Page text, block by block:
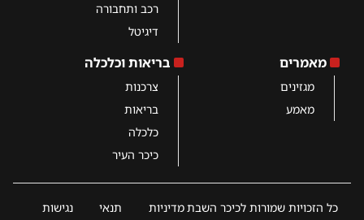
רכב ותחבורה
דיגיטל
מאמרים
מגזינים
מאמע
בריאות וכלכלה
צרכנות
בריאות
כלכלה
כיכר העיר
כל הזכויות שמורות לכיכר השבתמדיניות
תנאי
נגישות